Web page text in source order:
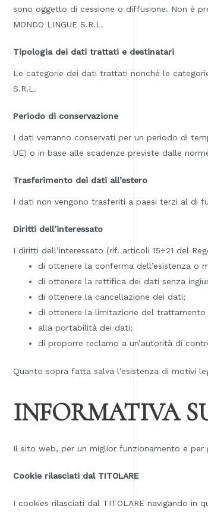
sono oggetto di cessione o diffusione. Non è
MONDO LINGUE S.R.L.
Tipologia dei dati trattati e destinatari
Le categorie dei dati trattati nonché le
S.R.L.
Periodo di conservazione
I dati verranno conservati per un periodo di
UE) o in base alle scadenze previste dalle
Trasferimento dei dati all’estero
I dati non vengono trasferiti a paesi terzi al di
Diritti dell’interessato
I diritti dell’interessato (rif. articoli 15÷21 del
di ottenere la conferma dell’esistenza o
di ottenere la rettifica dei dati senza
di ottenere la cancellazione dei dati;
di ottenere la limitazione del trattamento
alla portabilità dei dati;
di proporre reclamo a un’autorità di
Quanto sopra fatta salva l’esistenza di motivi
INFORMATIVA
Il sito web, per un miglior funzionamento e per
Cookie rilasciati dal TITOLARE
I cookies rilasciati dal TITOLARE navigando in